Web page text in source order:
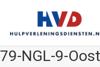
79-NGL-9-